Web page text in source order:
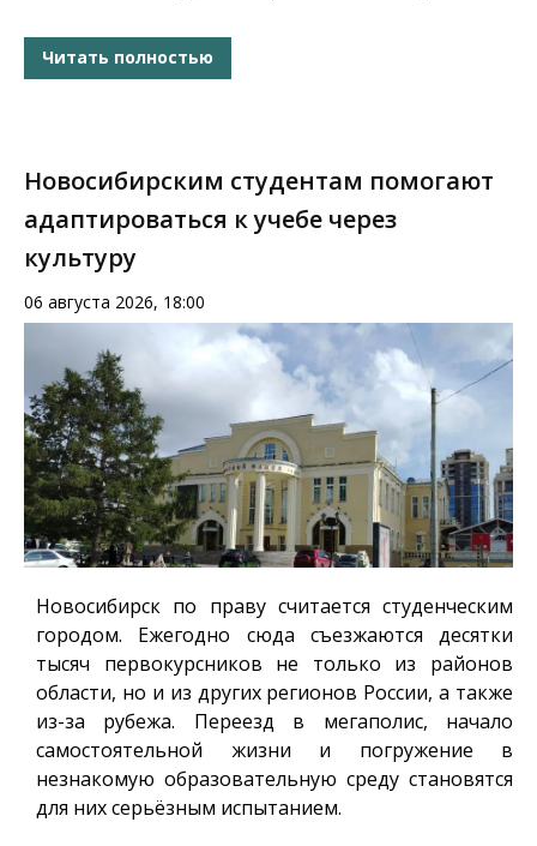
Читать полностью
Новосибирским студентам помогают
адаптироваться к учебе через
культуру
06 августа 2026, 18:00
Новосибирск по праву считается студенческим
городом. Ежегодно сюда съезжаются десятки
тысяч первокурсников не только из районов
области, но и из других регионов России, а также
из-за рубежа. Переезд в мегаполис, начало
самостоятельной жизни и погружение в
незнакомую образовательную среду становятся
для них серьёзным испытанием.